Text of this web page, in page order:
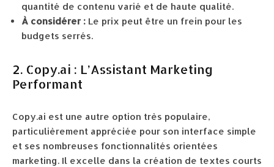
quantité de contenu varié et de haute qualité.
À considérer : Le prix peut être un frein pour les
budgets serrés.
2. Copy.ai : L’Assistant Marketing
Performant
Copy.ai est une autre option très populaire,
particulièrement appréciée pour son interface simple
et ses nombreuses fonctionnalités orientées
marketing. Il excelle dans la création de textes courts